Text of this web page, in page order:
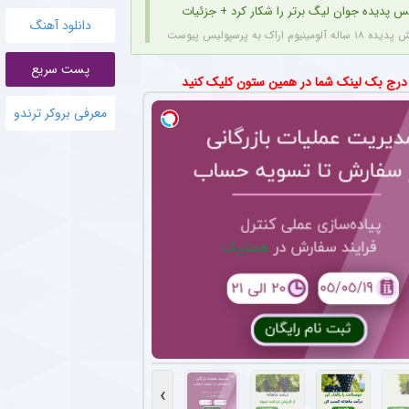
دانلود آهنگ
پست سریع
معرفی بروکر ترندو
پدیده جوان لیگ برتر را شکار کرد + جزئیات
اژدهاکش با پرسپولیس به مدت ۴ سال است.
محبوب استقلال بازی نکرد؟
وجود اینکه مشکلی از بابت مصدومیت ندارد، اما با نظر سرمربی استقلال در بازی دوستانه
پرسپولیس با باشگاه‌های لیگ یکی + جزئیات
۵ باشگاه لیگ یکی برای خرید امتیاز و تشکیل تیم «ب» آغاز کرده‌اند.
ستاره های استقلال در فصل جدید اعلام شد + جزئیات
رسانه رسمی استقلالی‌ها منتشر کرده، می‌توان شماره بازیکنان این تیم را در یک فهرست
لیگ برتر در دوراهی جذاب ؛ سپاهان یا نساجی ؟
اراک مورد توجه دو باشگاه سپاهان و نساجی قرار دارد.
برای ستاره پرسپولیسی در فصل جدید لیگ برتر + عکس
وینگر فصل گذشته ذوب آهن، با عقد قراردادی یک ساله به تیم فجر شهیدسپاسی پیوست.
درج بک لینک شما در همین ستون کلیک کنید
›